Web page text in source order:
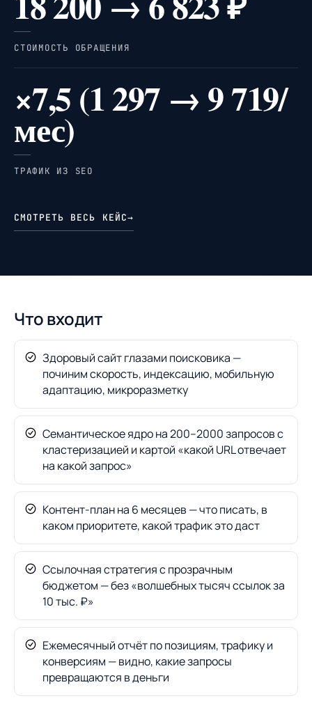
СТОИМОСТЬ ОБРАЩЕНИЯ
×7,5 (1 297 → 9 719/
мес)
ТРАФИК ИЗ SEO
СМОТРЕТЬ ВЕСЬ КЕЙС→
Что входит
Здоровый сайт глазами поисковика —
починим скорость, индексацию, мобильную
адаптацию, микроразметку
Семантическое ядро на 200–2000 запросов с
кластеризацией и картой «какой URL отвечает
на какой запрос»
Контент-план на 6 месяцев — что писать, в
каком приоритете, какой трафик это даст
Ссылочная стратегия с прозрачным
бюджетом — без «волшебных тысяч ссылок за
10 тыс. ₽»
Ежемесячный отчёт по позициям, трафику и
конверсиям — видно, какие запросы
превращаются в деньги